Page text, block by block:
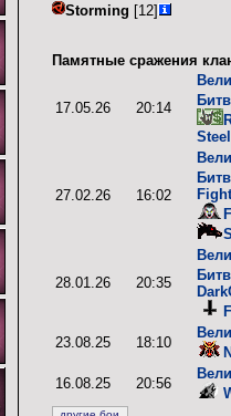
Storming [12]
Памятные сражения
17.05.26 20:14
27.02.26 16:02
28.01.26 20:35
23.08.25
18:10
16.08.25
20:56